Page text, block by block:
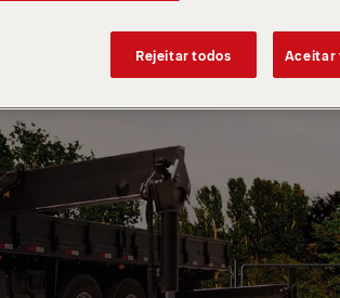
Rejeitar todos Aceitar